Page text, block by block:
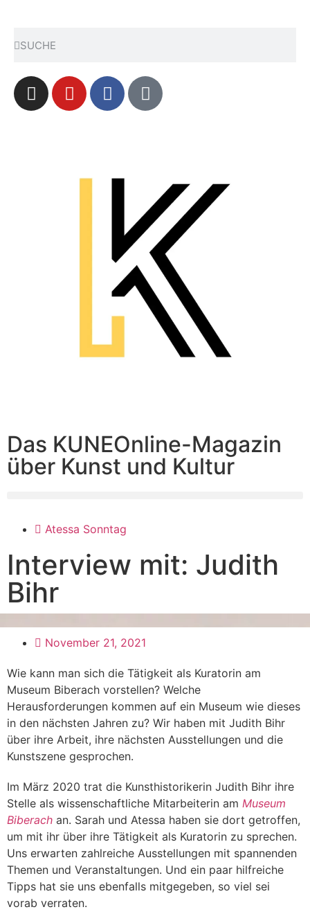
Das KUNEOnline-Magazin
über Kunst und Kultur
Atessa Sonntag
Interview mit: Judith
Bihr
November 21, 2021
Wie kann man sich die Tätigkeit als Kuratorin am
Museum Biberach vorstellen? Welche
Herausforderungen kommen auf ein Museum wie dieses
in den nächsten Jahren zu? Wir haben mit Judith Bihr
über ihre Arbeit, ihre nächsten Ausstellungen und die
Kunstszene gesprochen.
Im März 2020 trat die Kunsthistorikerin Judith Bihr ihre
Stelle als wissenschaftliche Mitarbeiterin am Museum
Biberach an. Sarah und Atessa haben sie dort getroffen,
um mit ihr über ihre Tätigkeit als Kuratorin zu sprechen.
Uns erwarten zahlreiche Ausstellungen mit spannenden
Themen und Veranstaltungen. Und ein paar hilfreiche
Tipps hat sie uns ebenfalls mitgegeben, so viel sei
vorab verraten.